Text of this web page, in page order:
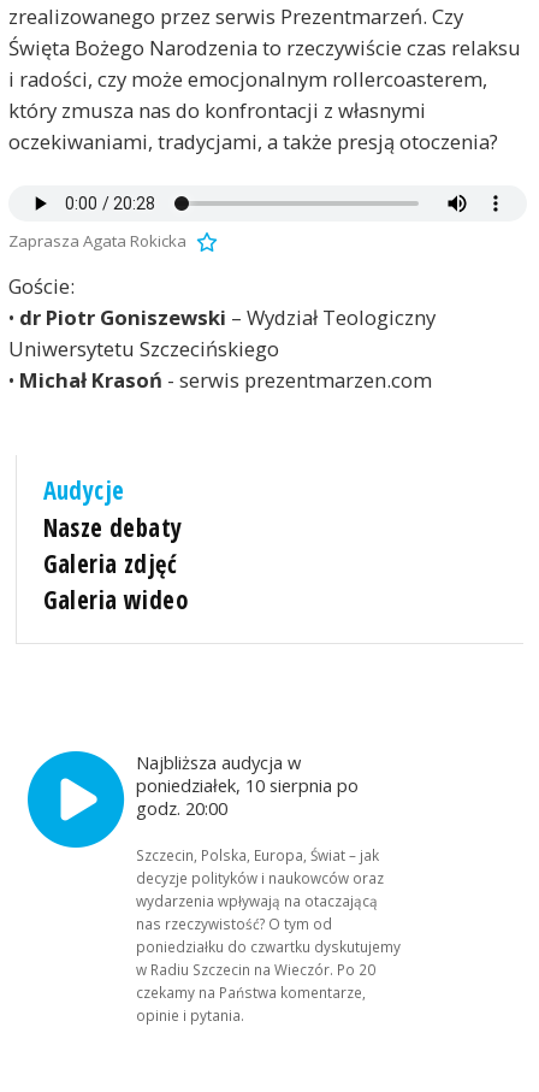
zrealizowanego przez serwis Prezentmarzeń. Czy
Święta Bożego Narodzenia to rzeczywiście czas relaksu
i radości, czy może emocjonalnym rollercoasterem,
który zmusza nas do konfrontacji z własnymi
oczekiwaniami, tradycjami, a także presją otoczenia?
Zaprasza Agata Rokicka
Goście:
• dr Piotr Goniszewski – Wydział Teologiczny
Uniwersytetu Szczecińskiego
• Michał Krasoń - serwis prezentmarzen.com
Audycje
Nasze debaty
Galeria zdjęć
Galeria wideo
Najbliższa audycja w
poniedziałek, 10 sierpnia po
godz. 20:00
Szczecin, Polska, Europa, Świat – jak
decyzje polityków i naukowców oraz
wydarzenia wpływają na otaczającą
nas rzeczywistość? O tym od
poniedziałku do czwartku dyskutujemy
w Radiu Szczecin na Wieczór. Po 20
czekamy na Państwa komentarze,
opinie i pytania.